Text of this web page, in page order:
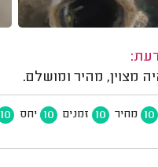
מצוין, מהיר ומושלם.
10 מחיר 10 זמנים 10 יחס 10